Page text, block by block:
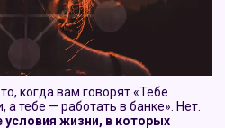
когда вам говорят «Тебе
тебе — работать в банке». Нет.
условия жизни, в которых